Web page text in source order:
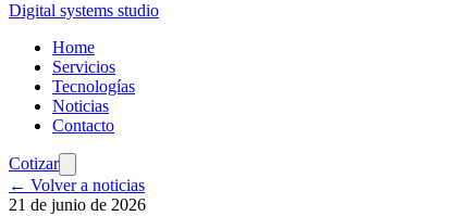
Digital systems studio
Home
Servicios
Tecnologías
Noticias
Contacto
Cotizar
← Volver a noticias
21 de junio de 2026